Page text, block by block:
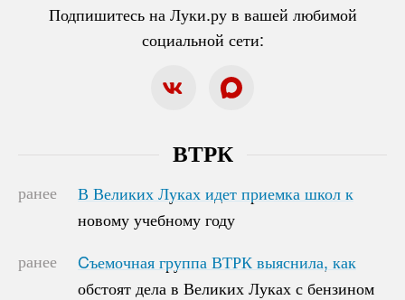
Подпишитесь на Луки.ру в вашей любимой
социальной сети:
ВТРК
ранее
В Великих Луках идет приемка школ к
новому учебному году
В Великих Луках идет приемка школ к
новому учебному году
ранее
Cъемочная группа ВТРК выяснила, как
обстоят дела в Великих Луках с бензином
Cъемочная группа ВТРК выяснила, как
обстоят дела в Великих Луках с бензином